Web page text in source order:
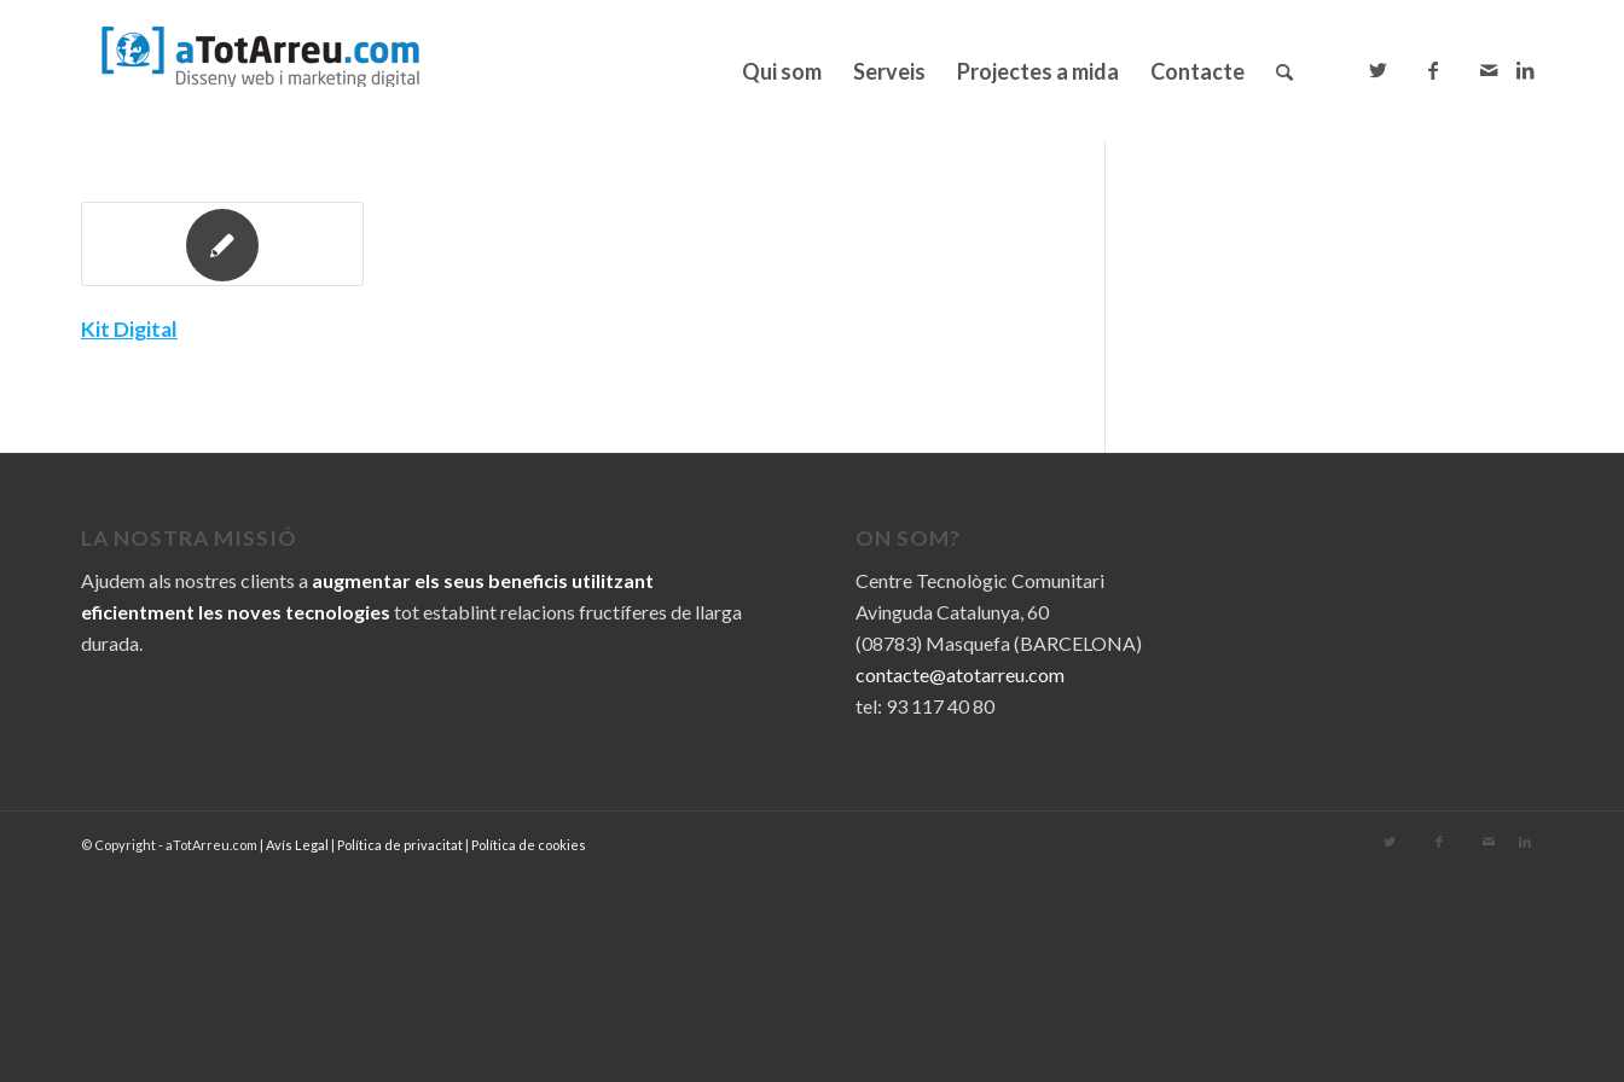
Qui som Serveis Projectes a mida Contacte
Kit Digital
LA NOSTRA MISSIÓ
Ajudem als nostres clients a augmentar els seus beneficis utilitzant
eficientment les noves tecnologies tot establint relacions fructíferes de llarga
durada.
ON SOM?
Centre Tecnològic Comunitari
Avinguda Catalunya, 60
(08783) Masquefa (BARCELONA)
contacte@atotarreu.com
tel: 93 117 40 80
© Copyright - aTotArreu.com | Avís Legal | Política de privacitat | Política de cookies